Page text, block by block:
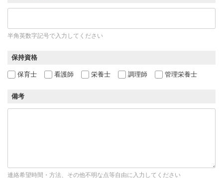
半角英数字記号で入力してください
保持資格
保育士 看護師 栄養士 調理師 管理栄養士
備考
連絡希望時間・方法、その他不明な点等自由に入力してください